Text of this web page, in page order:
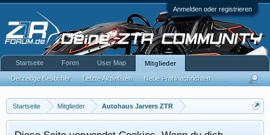
Anmelden oder registrieren
Startseite Mitglieder Autohaus Jarvers ZTR
Startseite Foren User Map Mitglieder
Derzeitige Besucher Letzte Aktivitäten Neue Profilnachrichten